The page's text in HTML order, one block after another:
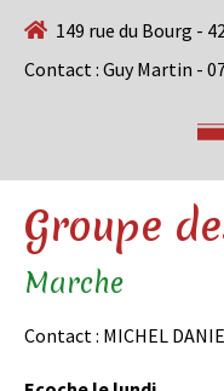
149 rue du Bourg -
Contact : Guy Martin -
Groupe
Marche
Contact : MICHEL